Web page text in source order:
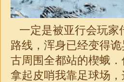
一定是被亚行会玩
路线，浑身已经变得
古周围全都站的楔蛾
拿起皮哨我靠足球场